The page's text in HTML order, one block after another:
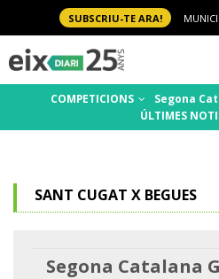
SUBSCRIU-TE ARA!
COMPETICIONS
Segona
ÚLTIMES
SANT CUGAT X BEGUES
Segona Catalana